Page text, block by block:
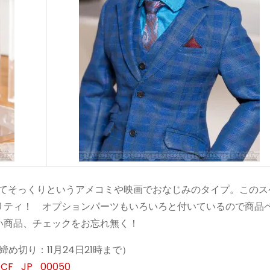
そっくりというアメコミや映画でおなじみのタイプ。この
ィ！ オプションパーツもいろいろと付いているので商品
品、チェックをお忘れ無く！
切り：11月24日21時まで）